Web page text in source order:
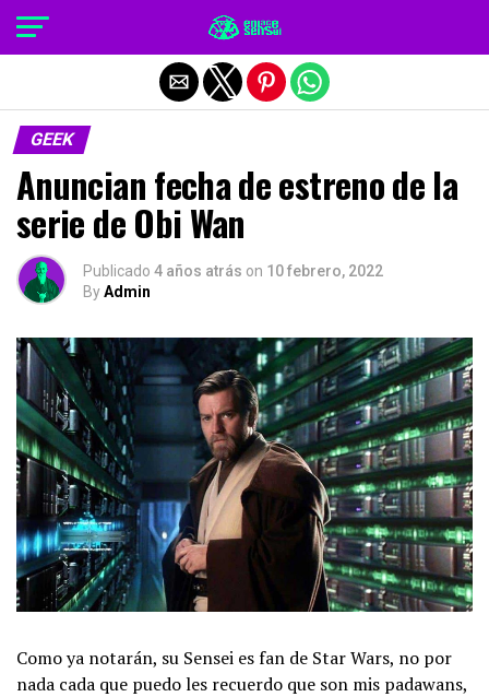
GEEK
Anuncian fecha de estreno de la
serie de Obi Wan
Publicado 4 años atrás on 10 febrero, 2022
ByAdmin
Como ya notarán, su Sensei es fan de Star Wars, no por
nada cada que puedo les recuerdo que son mis padawans,
Salir de la versión móvil